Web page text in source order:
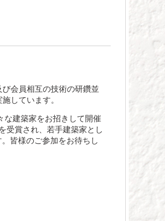
会員相互の技術の研鑽並
しています。
な建築家をお招きして開催
受賞され、若手建築家とし
皆様のご参加をお待ちし